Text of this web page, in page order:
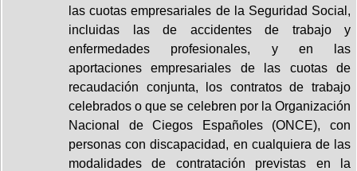
las cuotas empresariales de la Seguridad Social,
incluidas las de accidentes de trabajo y
enfermedades profesionales, y en las
aportaciones empresariales de las cuotas de
recaudación conjunta, los contratos de trabajo
celebrados o que se celebren por la Organización
Nacional de Ciegos Españoles (ONCE), con
personas con discapacidad, en cualquiera de las
modalidades de contratación previstas en la